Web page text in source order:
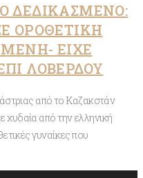
ΔΕΔΙΚΑΣΜΕΝΟ:
ΟΡΟΘΕΤΙΚΗ
ΕΙΧΕ
ΛΟΒΕΡΔΟΥ
από το Καζακστάν
χυδαία από την ελληνική
γυναίκες που